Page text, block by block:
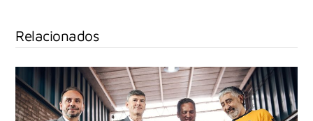
Relacionados